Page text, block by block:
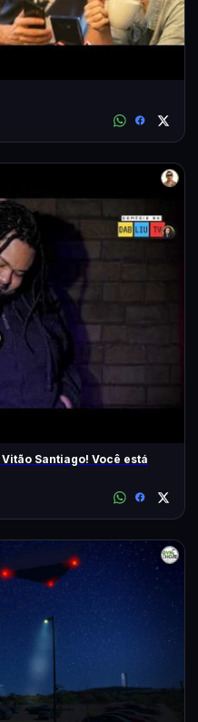
Santiago! Você está